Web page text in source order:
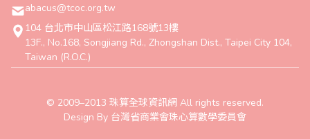
abacus@tcoc.org.tw
104 台北市中山區松江路168號13樓
13F., No.168, Songjiang Rd., Zhongshan Dist., Taipei City 104,
Taiwan (R.O.C.)
© 2009–2013 珠算全球資訊網 All rights reserved.
Design By 台灣省商業會珠心算數學委員會